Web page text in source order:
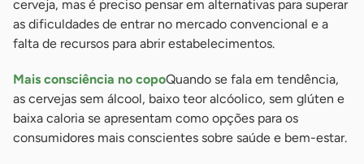
cerveja, mas é preciso pensar em alternativas para superar
as dificuldades de entrar no mercado convencional e a
falta de recursos para abrir estabelecimentos.
Mais consciência no copoQuando se fala em tendência,
as cervejas sem álcool, baixo teor alcóolico, sem glúten e
baixa caloria se apresentam como opções para os
consumidores mais conscientes sobre saúde e bem-estar.